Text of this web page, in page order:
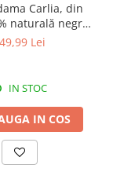
Carlia, din
naturală negru
8009Lei
IN STOC
IN COS